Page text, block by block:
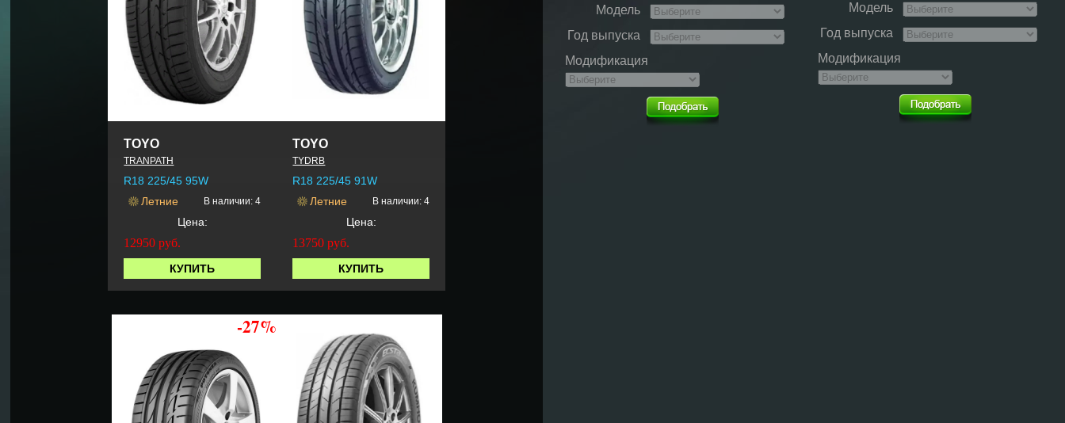
TOYO
TRANPATH
R18 225/45 95W
Летние
В наличии: 4
Цена:
12950руб.
КУПИТЬ
TOYO
TYDRB
R18 225/45 91W
Летние
В наличии: 4
Цена:
13750руб.
КУПИТЬ
-27%
Модель
Год выпуска
Модификация
Модель
Год выпуска
Модификация